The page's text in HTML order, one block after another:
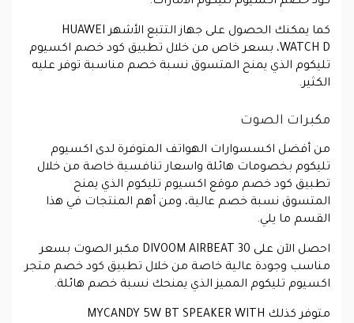
كما يمكنك الحصول على جهاز التتبع الأشهر HUAWEI
WATCH D، بسعر خاص من خلال تطبيق كود خصم اكسيوم
تليكوم الذي يمنح المتسوق نسبة خصم مناسبة توفر عليه
الكثير.
مكبرات الصوت
من أفضل اكسسوارات الهواتف المتوفرة لدى اكسيوم
تليكوم بخصومات هائلة واسعار تنافسية خاصة من خلال
تطبيق كود خصم موقع اكسيوم تليكوم الذي يمنح
المتسوق نسبة خصم عالية، ومن أهم المنتجات في هذا
القسم ما يلي.
احصل الآن على DIVOOM AIRBEAT 30 مكبر الصوت بسعر
مناسب وجودة عالية خاصة من خلال تطبيق كود خصم متجر
اكسيوم تليكوم المميز الذي يمنحك نسبة خصم هائلة.
متوفر كذلك MYCANDY 5W BT SPEAKER WITH